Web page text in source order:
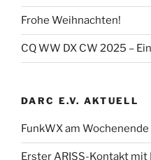
Frohe Weihnachten!
CQ WW DX CW 2025 –
DARC E.V. AKTUELL
FunkWX am
Erster ARISS-Kontakt mit